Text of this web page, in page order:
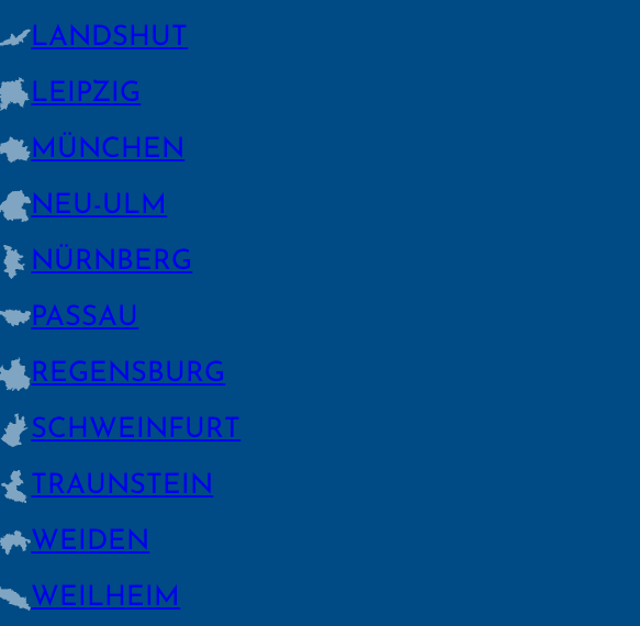
LANDSHUT
LEIPZIG
MÜNCHEN
NEU-ULM
NÜRNBERG
PASSAU
REGENS­BURG
SCHWEIN­FURT
TRAUNSTEIN
WEIDEN
WEILHEIM